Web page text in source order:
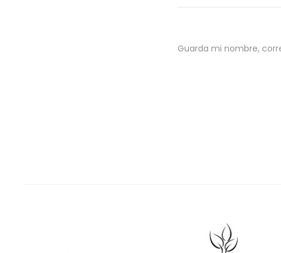
Guarda mi nombre,